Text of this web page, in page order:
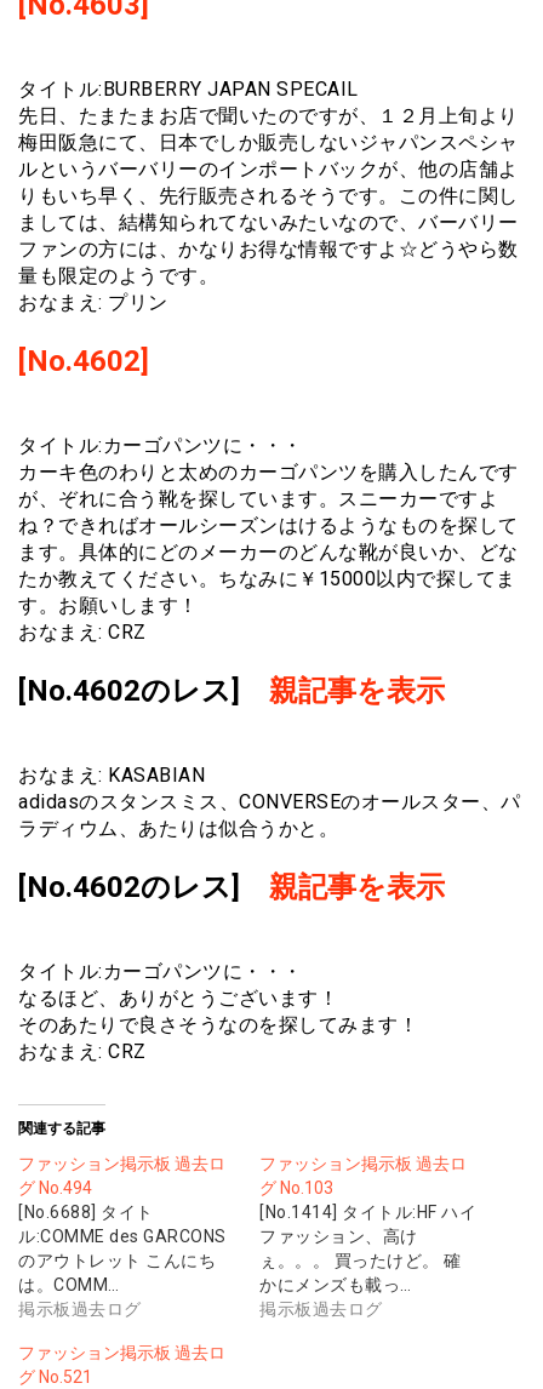
タイトル:BURBERRY JAPAN SPECAIL
先日、たまたまお店で聞いたのですが、１２月上旬より
梅田阪急にて、日本でしか販売しないジャパンスペシャ
ルというバーバリーのインポートバックが、他の店舗よ
りもいち早く、先行販売されるそうです。この件に関し
ましては、結構知られてないみたいなので、バーバリー
ファンの方には、かなりお得な情報ですよ☆どうやら数
量も限定のようです。
おなまえ: プリン
[No.4602]
タイトル:カーゴパンツに・・・
カーキ色のわりと太めのカーゴパンツを購入したんです
が、ぞれに合う靴を探しています。スニーカーですよ
ね？できればオールシーズンはけるようなものを探して
ます。具体的にどのメーカーのどんな靴が良いか、どな
たか教えてください。ちなみに￥15000以内で探してま
す。お願いします！
おなまえ: CRZ
[No.4602のレス] 親記事を表示
おなまえ: KASABIAN
adidasのスタンスミス、CONVERSEのオールスター、パ
ラディウム、あたりは似合うかと。
[No.4602のレス] 親記事を表示
タイトル:カーゴパンツに・・・
なるほど、ありがとうございます！
そのあたりで良さそうなのを探してみます！
おなまえ: CRZ
関連する記事
ファッション掲示板 過去ロ
グ No.494
[No.6688] タイト
ル:COMME des GARCONS
のアウトレット こんにち
は。COMM…
掲示板過去ログ
ファッション掲示板 過去ロ
グ No.103
[No.1414] タイトル:HF ハイ
ファッション、高け
ぇ。。。 買ったけど。 確
かにメンズも載っ…
掲示板過去ログ
ファッション掲示板 過去ロ
グ No.521